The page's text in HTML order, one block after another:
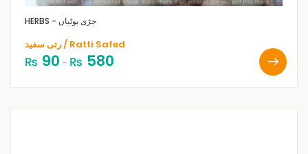
HERBS - جڑی بوٹیاں
رتی سفید / Ratti Safed
₨ 90 – ₨ 580